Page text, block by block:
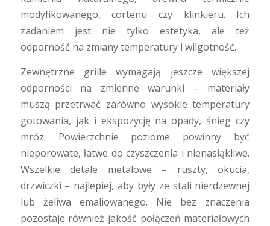
modyfikowanego, cortenu czy klinkieru. Ich
zadaniem jest nie tylko estetyka, ale też
odporność na zmiany temperatury i wilgotność.
Zewnętrzne grille wymagają jeszcze większej
odporności na zmienne warunki – materiały
muszą przetrwać zarówno wysokie temperatury
gotowania, jak i ekspozycję na opady, śnieg czy
mróz. Powierzchnie poziome powinny być
nieporowate, łatwe do czyszczenia i nienasiąkliwe.
Wszelkie detale metalowe – ruszty, okucia,
drzwiczki – najlepiej, aby były ze stali nierdzewnej
lub żeliwa emaliowanego. Nie bez znaczenia
pozostaje również jakość połączeń materiałowych